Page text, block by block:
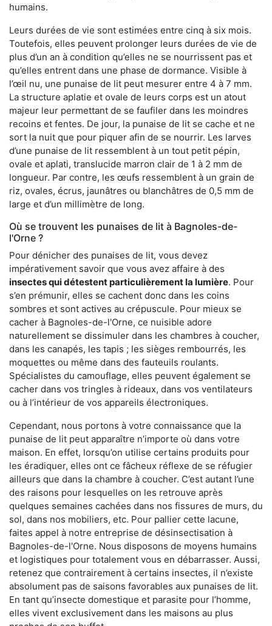
humains.
Leurs durées de vie sont estimées entre cinq à six mois.
Toutefois, elles peuvent prolonger leurs durées de vie de
plus d’un an à condition qu’elles ne se nourrissent pas et
qu’elles entrent dans une phase de dormance. Visible à
l’œil nu, une punaise de lit peut mesurer entre 4 à 7 mm.
La structure aplatie et ovale de leurs corps est un atout
majeur leur permettant de se faufiler dans les moindres
recoins et fentes. De jour, la punaise de lit se cache et ne
sort la nuit que pour piquer afin de se nourrir. Les larves
d’une punaise de lit ressemblent à un tout petit pépin,
ovale et aplati, translucide marron clair de 1 à 2 mm de
longueur. Par contre, les œufs ressemblent à un grain de
riz, ovales, écrus, jaunâtres ou blanchâtres de 0,5 mm de
large et d’un millimètre de long.
Où se trouvent les punaises de lit à Bagnoles-de-
l'Orne ?
Pour dénicher des punaises de lit, vous devez
impérativement savoir que vous avez affaire à des
insectes qui détestent particulièrement la lumière. Pour
s’en prémunir, elles se cachent donc dans les coins
sombres et sont actives au crépuscule. Pour mieux se
cacher à Bagnoles-de-l'Orne, ce nuisible adore
naturellement se dissimuler dans les chambres à coucher,
dans les canapés, les tapis ; les sièges rembourrés, les
moquettes ou même dans des fauteuils roulants.
Spécialistes du camouflage, elles peuvent également se
cacher dans vos tringles à rideaux, dans vos ventilateurs
ou à l’intérieur de vos appareils électroniques.
Cependant, nous portons à votre connaissance que la
punaise de lit peut apparaître n’importe où dans votre
maison. En effet, lorsqu’on utilise certains produits pour
les éradiquer, elles ont ce fâcheux réflexe de se réfugier
ailleurs que dans la chambre à coucher. C’est autant l’une
des raisons pour lesquelles on les retrouve après
quelques semaines cachées dans nos fissures de murs, du
sol, dans nos mobiliers, etc. Pour pallier cette lacune,
faites appel à notre entreprise de désinsectisation à
Bagnoles-de-l'Orne. Nous disposons de moyens humains
et logistiques pour totalement vous en débarrasser. Aussi,
retenez que contrairement à certains insectes, il n’existe
absolument pas de saisons favorables aux punaises de lit.
En tant qu’insecte domestique et parasite pour l’homme,
elles vivent exclusivement dans les maisons au plus